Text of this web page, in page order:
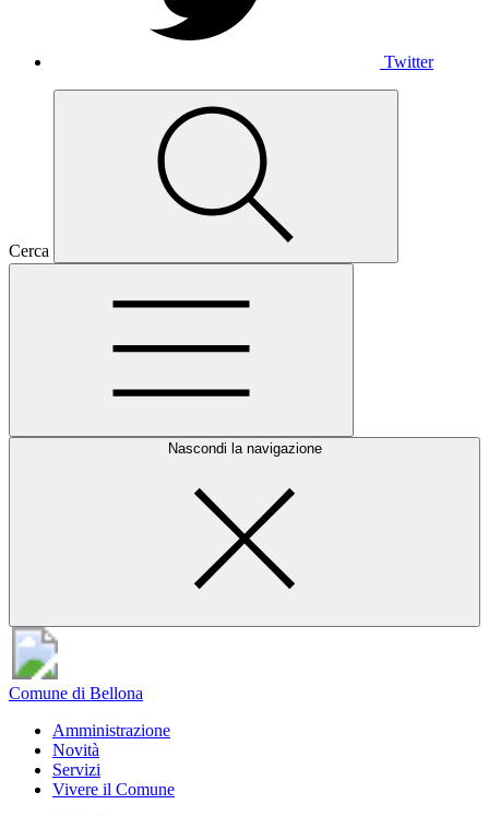
Twitter
Cerca
Nascondi la navigazione
Comune di Bellona
Amministrazione
Novità
Servizi
Vivere il Comune